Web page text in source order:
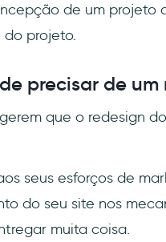
de um
projeto.
precisar de um
que o redesign
seus esforços de
do seu site nos
muita coisa.